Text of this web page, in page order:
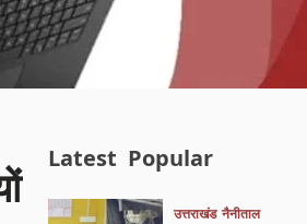
Latest Popular
उत्तराखंड नैनीताल